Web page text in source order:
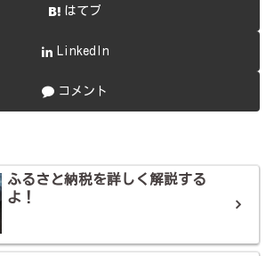
はてブ
LinkedIn
コメント
ふるさと納税を詳しく解説する
よ！